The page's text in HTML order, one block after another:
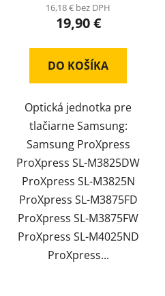
16,18 € bez DPH
19,90 €
DO KOŠÍKA
Optická jednotka pre
tlačiarne Samsung:
Samsung ProXpress
ProXpress SL-M3825DW
ProXpress SL-M3825N
ProXpress SL-M3875FD
ProXpress SL-M3875FW
ProXpress SL-M4025ND
ProXpress...